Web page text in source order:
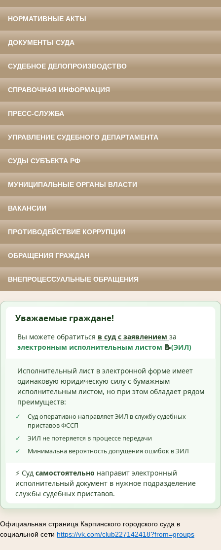
НОРМАТИВНЫЕ АКТЫ
ДОКУМЕНТЫ СУДА
СУДЕБНОЕ ДЕЛОПРОИЗВОДСТВО
СПРАВОЧНАЯ ИНФОРМАЦИЯ
ПРЕСС-СЛУЖБА
УПРАВЛЕНИЕ СУДЕБНОГО ДЕПАРТАМЕНТА
СУДЫ СУБЪЕКТА РФ
МУНИЦИПАЛЬНЫЕ ОРГАНЫ ВЛАСТИ
ВАКАНСИИ
ПРОТИВОДЕЙСТВИЕ КОРРУПЦИИ
ОБРАЩЕНИЯ ГРАЖДАН
ВНЕПРОЦЕССУАЛЬНЫЕ ОБРАЩЕНИЯ
Уважаемые граждане!
Вы можете обратиться в суд с заявлением за
электронным исполнительным листом 📝(ЭИЛ)
Исполнительный лист в электронной форме имеет
одинаковую юридическую силу с бумажным
исполнительным листом, но при этом обладает рядом
преимуществ:
✓
Суд оперативно направляет ЭИЛ в службу судебных
приставов ФССП
✓
ЭИЛ не потеряется в процессе передачи
✓
Минимальна вероятность допущения ошибок в ЭИЛ
⚡ Суд самостоятельно направит электронный
исполнительный документ в нужное подразделение
службы судебных приставов.
Официальная страница Карпинского городского суда в
социальной сети https://vk.com/club227142418?from=groups